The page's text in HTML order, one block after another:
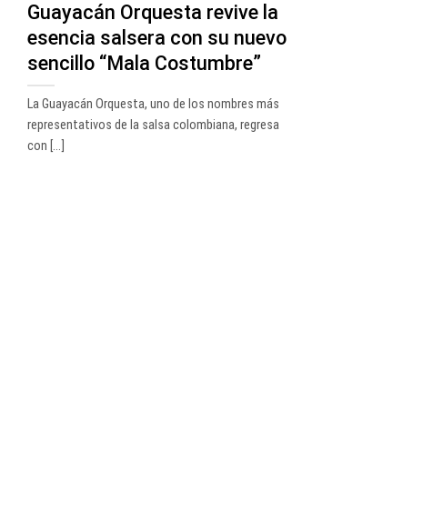
Guayacán Orquesta revive la
esencia salsera con su nuevo
sencillo “Mala Costumbre”
La Guayacán Orquesta, uno de los nombres más
representativos de la salsa colombiana, regresa
con [...]